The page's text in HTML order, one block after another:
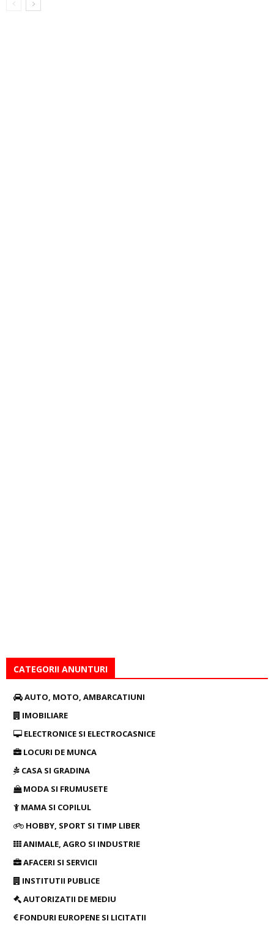
CATEGORII ANUNTURI
AUTO, MOTO, AMBARCATIUNI
IMOBILIARE
ELECTRONICE SI ELECTROCASNICE
LOCURI DE MUNCA
CASA SI GRADINA
MODA SI FRUMUSETE
MAMA SI COPILUL
HOBBY, SPORT SI TIMP LIBER
ANIMALE, AGRO SI INDUSTRIE
AFACERI SI SERVICII
INSTITUTII PUBLICE
AUTORIZATII DE MEDIU
FONDURI EUROPENE SI LICITATII